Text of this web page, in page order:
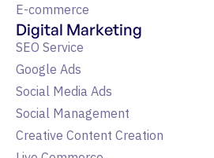
E-commerce
Digital Marketing
SEO Service
Google Ads
Social Media Ads
Social Management
Creative Content Creation